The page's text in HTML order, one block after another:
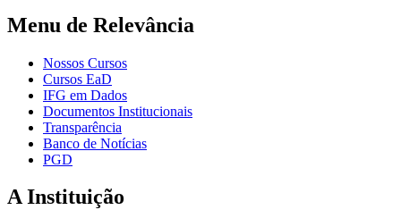
Menu de Relevância
Nossos Cursos
Cursos EaD
IFG em Dados
Documentos Institucionais
Transparência
Banco de Notícias
PGD
A Instituição